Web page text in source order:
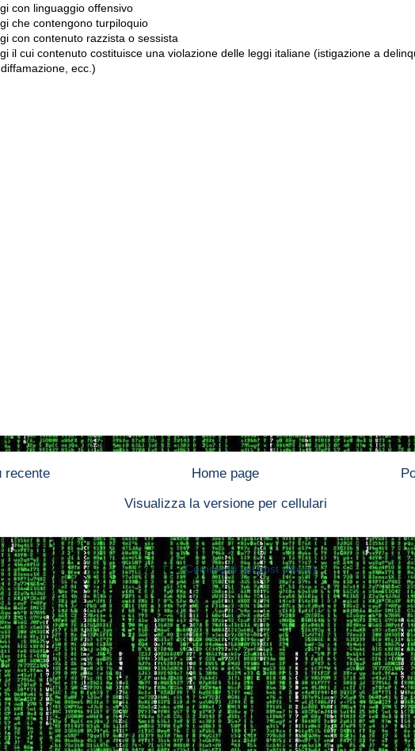
con linguaggio offensivo
che contengono turpiloquio
con contenuto razzista o sessista
il cui contenuto costituisce una violazione delle leggi italiane (istigazione a
ecc.)
recente
Home page
Visualizza la versione per cellulari
Iscriviti a:Commenti sul post (Atom)